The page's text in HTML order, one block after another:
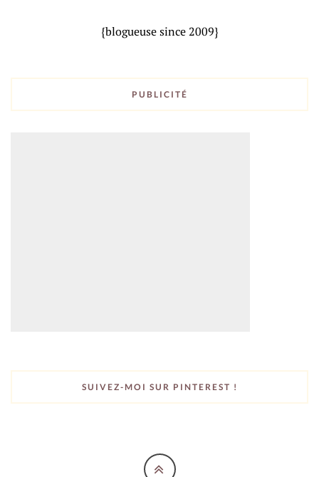
{blogueuse since 2009}
PUBLICITÉ
SUIVEZ-MOI SUR PINTEREST !